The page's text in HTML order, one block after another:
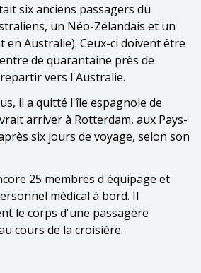
six anciens passagers du
un Néo-Zélandais et un
en Australie). Ceux-ci doivent être
de quarantaine près de
vers l'Australie.
il a quitté l'île espagnole de
arriver à Rotterdam, aux Pays-
six jours de voyage, selon son
25 membres d'équipage et
médical à bord. Il
le corps d'une passagère
cours de la croisière.